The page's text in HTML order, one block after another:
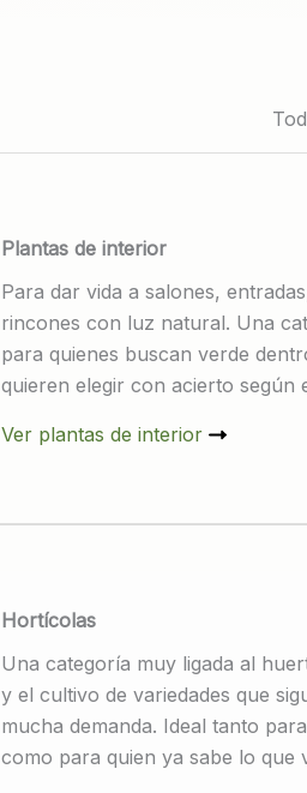
Plantas de interior
Para dar vida a salones,
rincones con luz natural. Una
para quienes buscan verde
quieren elegir con acierto según
Ver plantas de interior
Hortícolas
Una categoría muy ligada al
y el cultivo de variedades que
mucha demanda. Ideal tanto
como para quien ya sabe lo que